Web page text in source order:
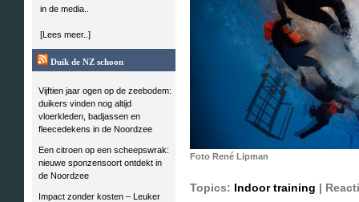
in de media..
[Lees meer..]
Duik de NZ schoon
Vijftien jaar ogen op de zeebodem:
duikers vinden nog altijd
vloerkleden, badjassen en
fleecedekens in de Noordzee
Een citroen op een scheepswrak:
nieuwe sponzensoort ontdekt in
de Noordzee
Impact zonder kosten – Leuker
Foto René Lipman
Topics: Indoor training